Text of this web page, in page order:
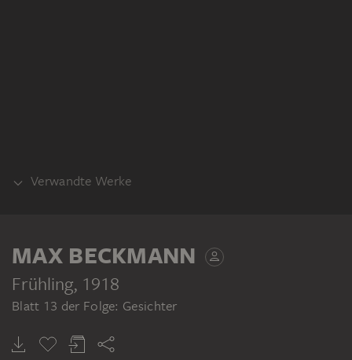
Verwandte Werke
MAX BECKMANN
MAX BECKMANN
Frühling, 1918
Blatt 13 der Folge: Gesichter